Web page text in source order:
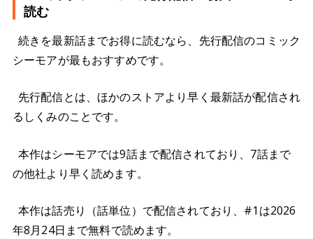
読む
続きを最新話までお得に読むなら、先行配信のコミック
シーモアが最もおすすめです。
先行配信とは、ほかのストアより早く最新話が配信され
るしくみのことです。
本作はシーモアでは9話まで配信されており、7話まで
の他社より早く読めます。
本作は話売り（話単位）で配信されており、#1は2026
年8月24日まで無料で読めます。